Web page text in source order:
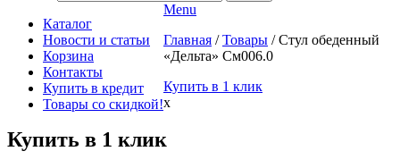
Каталог
Новости и статьи
Корзина
Контакты
Купить в кредит
Товары со скидкой!
Menu
Главная / Товары / Стул обеденный
«Дельта» См006.0
Купить в 1 клик
x
Купить в 1 клик